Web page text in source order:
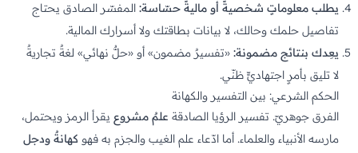
يطلب معلوماتٍ شخصيةً أو ماليةً حسّاسة: المفسّر الصادق يحتاج
تفاصيل حلمك وحالك، لا بيانات بطاقتك ولا أسرارك المالية.
يعِدك بنتائج مضمونة: «تفسيرٌ مضمون» أو «حلٌّ نهائي» لغةٌ تجاريةٌ
لا تليق بأمرٍ اجتهاديٍّ ظنّي.
الحكم الشرعي: بين التفسير والكهانة
الفرق جوهريّ. تفسير الرؤيا الصادقة علمٌ مشروع يقرأ الرمز ويحتمل،
مارسه الأنبياء والعلماء. أما ادّعاء علم الغيب والجزم به فهو كهانةٌ ودجل